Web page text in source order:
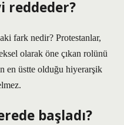
reddeder?
fark nedir? Protestanlar,
olarak öne çıkan rolünü
en üstte olduğu hiyerarşik
başladı?